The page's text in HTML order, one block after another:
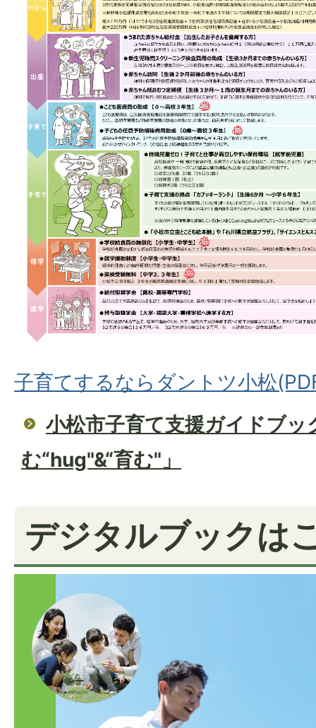
子育てするならダントツ小松
小松市子育て支援ガイドブッ
む“hug"&“育む"」
デジタルブックは